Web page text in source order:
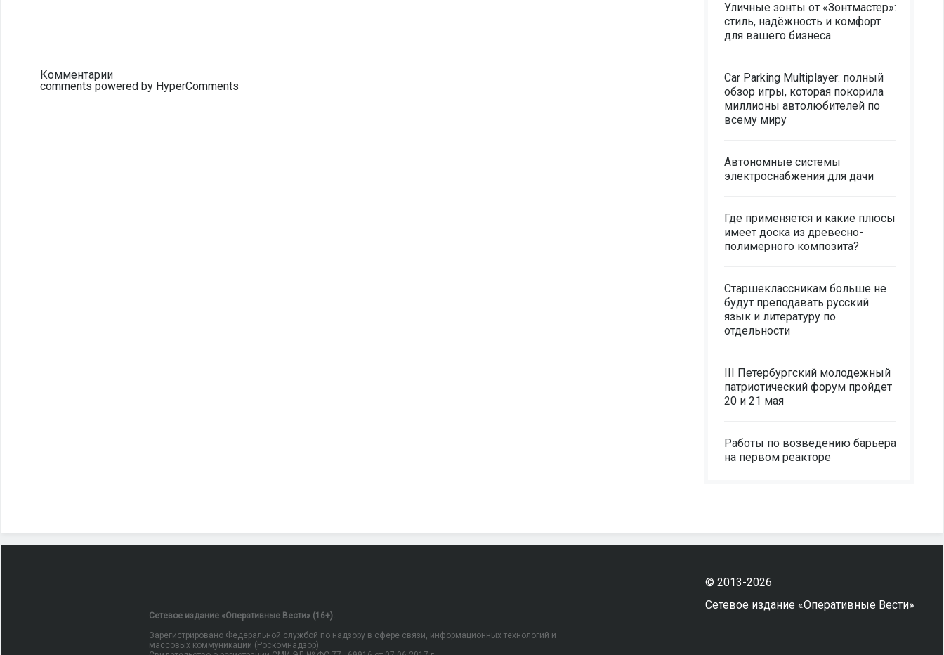
Комментарии
comments powered by HyperComments
Уличные зонты от «Зонтмастер»:
стиль, надёжность и комфорт
для вашего бизнеса
Car Parking Multiplayer: полный
обзор игры, которая покорила
миллионы автолюбителей по
всему миру
Автономные системы
электроснабжения для дачи
Где применяется и какие плюсы
имеет доска из древесно-
полимерного композита?
Старшеклассникам больше не
будут преподавать русский
язык и литературу по
отдельности
III Петербургский молодежный
патриотический форум пройдет
20 и 21 мая
Работы по возведению барьера
на первом реакторе
Сетевое издание «Оперативные Вести» (16+).
Зарегистрировано Федеральной службой по надзору в сфере связи, информационных технологий и
массовых коммуникаций (Роскомнадзор).
© 2013-2026
Сетевое издание «Оперативные Вести»